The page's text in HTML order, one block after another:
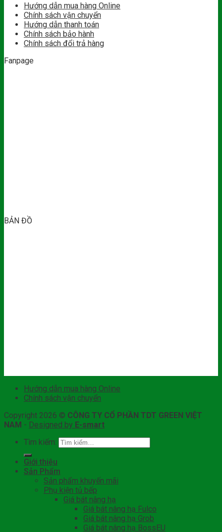
Hướng dẫn mua hàng Online
Chính sách vận chuyển
Hướng dẫn thanh toán
Chính sách bảo hành
Chính sách đổi trả hàng
Fanpage
BẢN ĐỒ
Hướng dẫn mua hàng Online
Chính sách vận chuyển
Copyright 2026 © CÔNG TY CỔ PHẦN TDT GREEN VIỆT
NAM - Designed by E-smart
Tìm kiếm:
Giới thiệu
Sản Phẩm
Sản phẩm khuyến mãi
Phụ kiện tủ bếp
Giá bát nâng hạ
Giá bát nâng hạ Fulco
Giá bát nâng hạ Grob
Giá bát nâng hạ BossEU